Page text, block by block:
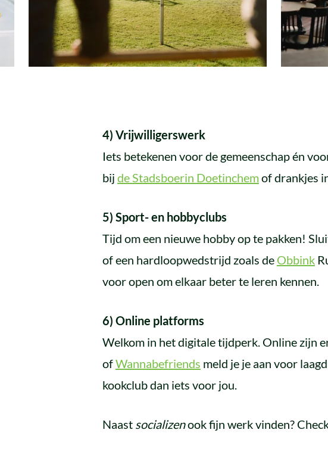
4) Vrijwilligerswerk
Iets betekenen voor de gemeenschap én
bij de Stadsboerin Doetinchemof drankjes
5) Sport- en hobbyclubs
Tijd om een nieuwe hobby op te pakken!
of een hardloopwedstrijd zoals de Obbink
voor open om elkaar beter te leren kennen.
6) Online platforms
Welkom in het digitale tijdperk. Online zijn
ofWannabefriends meld je je aan voor
kookclub dan iets voor jou.
Naast socializenook fijn werk vinden?